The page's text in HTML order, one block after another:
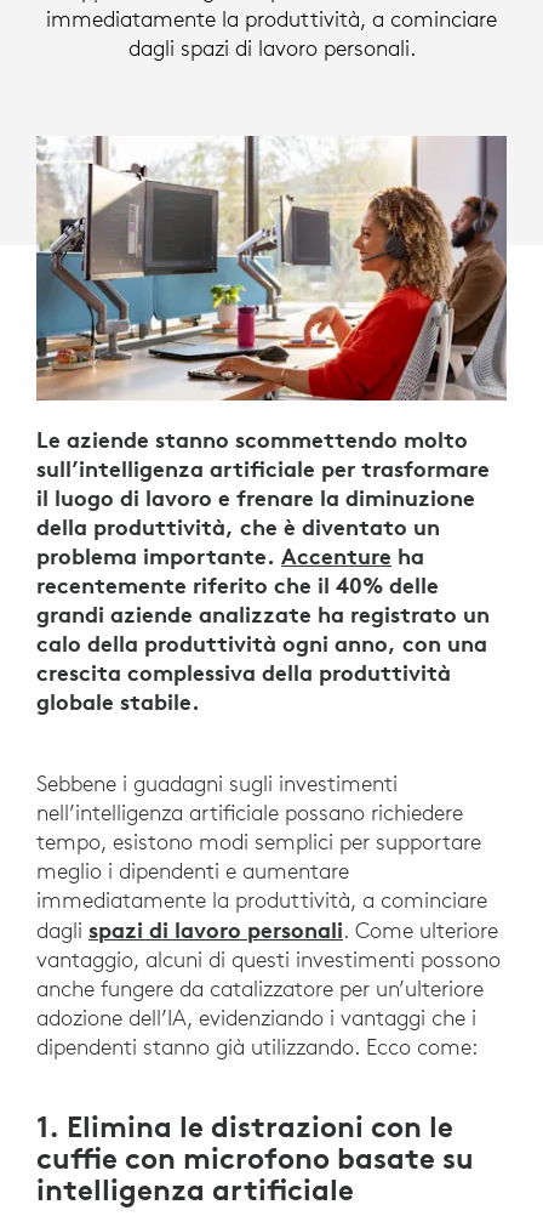
immediatamente la produttività, a cominciare
dagli spazi di lavoro personali.
Le aziende stanno scommettendo molto
sull’intelligenza artificiale per trasformare
il luogo di lavoro e frenare la diminuzione
della produttività, che è diventato un
problema importante. Accenture ha
recentemente riferito che il 40% delle
grandi aziende analizzate ha registrato un
calo della produttività ogni anno, con una
crescita complessiva della produttività
globale stabile.
Sebbene i guadagni sugli investimenti
nell’intelligenza artificiale possano richiedere
tempo, esistono modi semplici per supportare
meglio i dipendenti e aumentare
immediatamente la produttività, a cominciare
dagli spazi di lavoro personali. Come ulteriore
vantaggio, alcuni di questi investimenti possono
anche fungere da catalizzatore per un’ulteriore
adozione dell’IA, evidenziando i vantaggi che i
dipendenti stanno già utilizzando. Ecco come:
1. Elimina le distrazioni con le
cuffie con microfono basate su
intelligenza artificiale